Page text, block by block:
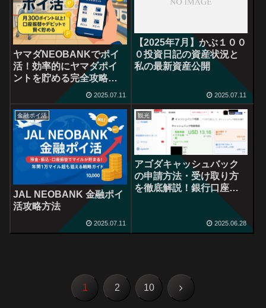
ヤマダNEOBANKでポイ
活！効率的にヤマダポイ
ントを貯める完全攻略法
【2025年最新版】
2025.07.11
【2025年7月】かぶ１００
０投資日記の資産状況と
私の最新資産公開
2025.07.11
金融ポイ活
JAL NEOBANK 金融ポイ
活攻略方法
2025.07.11
観光
アゴダキャッシュバック
の申請方法・受け取り方
を徹底解説！銀行口座・
手数料や通貨の選び方
2025.06.28
1 2 10 次